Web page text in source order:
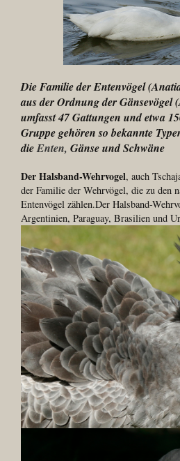
Die Familie der Entenvögel
aus der Ordnung der Gänsevögel
umfasst 47 Gattungen und etwa
Gruppe gehören so bekannte
dieEnten, Gänse und Schwäne
Der Halsband-Wehrvogel, auch
der Familie der Wehrvögel, die zu den
Entenvögel zählen.Der Halsband-
Argentinien, Paraguay, Brasilien und